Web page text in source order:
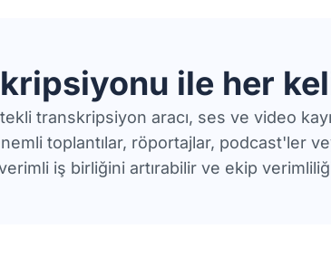
ile her
transkripsiyon aracı, ses ve video
toplantılar, röportajlar, podcast'ler
iş birliğini artırabilir ve ekip